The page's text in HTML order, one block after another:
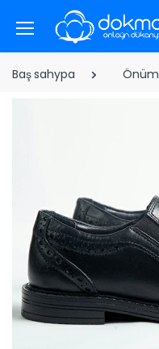
Baş sahypa Önüm